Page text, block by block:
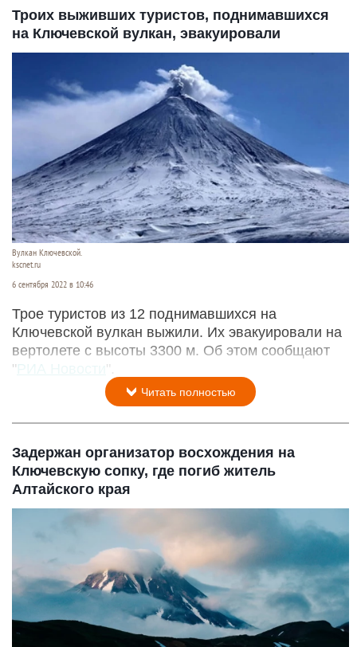
Троих выживших туристов, поднимавшихся
на Ключевской вулкан, эвакуировали
Вулкан Ключевской.
kscnet.ru
6 сентября 2022 в 10:46
Трое туристов из 12 поднимавшихся на
Ключевской вулкан выжили. Их эвакуировали на
вертолете с высоты 3300 м. Об этом сообщают
"РИА Новости ".
Читать полностью
Задержан организатор восхождения на
Ключевскую сопку, где погиб житель
Алтайского края